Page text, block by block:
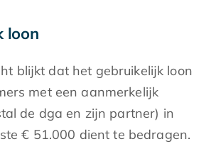
loon
blijkt dat het gebruikelijk loon
met een aanmerkelijk
de dga en zijn partner) in
€ 51.000 dient te bedragen.